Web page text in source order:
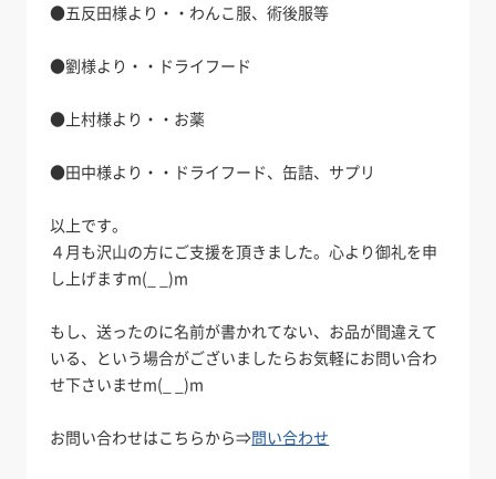
●五反田様より・・わんこ服、術後服等
●劉様より・・ドライフード
●上村様より・・お薬
●田中様より・・ドライフード、缶詰、サプリ
以上です。
４月も沢山の方にご支援を頂きました。心より御礼を申
し上げますm(_ _)m
もし、送ったのに名前が書かれてない、お品が間違えて
いる、という場合がございましたらお気軽にお問い合わ
せ下さいませm(_ _)m
お問い合わせはこちらから⇒問い合わせ